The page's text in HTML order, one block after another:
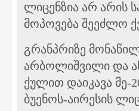
ლიცენზია არ არის
მოპოვება შეეძლო
გრანპრიზე
არბოლიშვილი და
ქულით დაიკავა
ბუენოს-აირესის